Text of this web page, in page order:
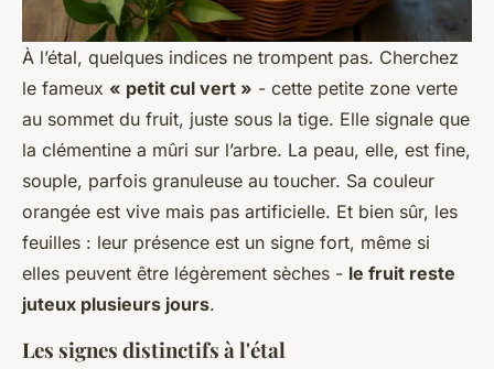
À l’étal, quelques indices ne trompent pas. Cherchez
le fameux « petit cul vert » - cette petite zone verte
au sommet du fruit, juste sous la tige. Elle signale que
la clémentine a mûri sur l’arbre. La peau, elle, est fine,
souple, parfois granuleuse au toucher. Sa couleur
orangée est vive mais pas artificielle. Et bien sûr, les
feuilles : leur présence est un signe fort, même si
elles peuvent être légèrement sèches - le fruit reste
juteux plusieurs jours.
Les signes distinctifs à l'étal